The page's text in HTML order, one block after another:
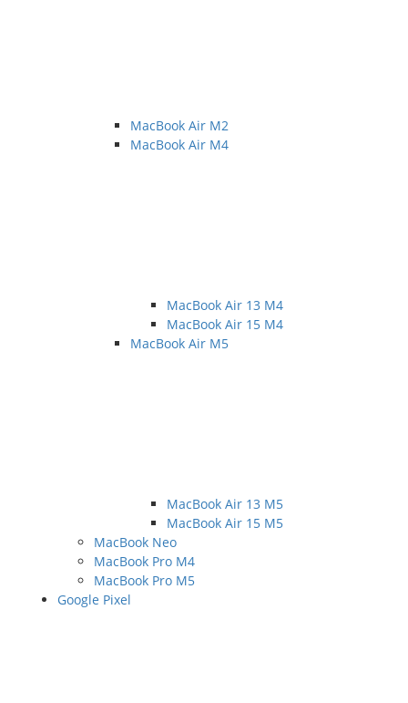
MacBook Air M2
MacBook Air M4
MacBook Air 13 M4
MacBook Air 15 M4
MacBook Air M5
MacBook Air 13 M5
MacBook Air 15 M5
MacBook Neo
MacBook Pro M4
MacBook Pro M5
Google Pixel